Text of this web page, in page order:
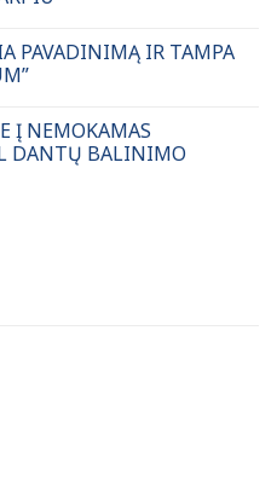
PAVADINIMĄ IR TAMPA
Į NEMOKAMAS
DANTŲ BALINIMO